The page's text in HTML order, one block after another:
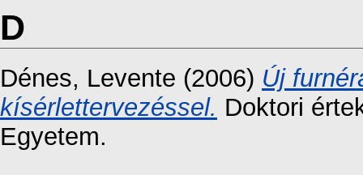
D
Dénes, Levente (2006) Új
kísérlettervezéssel. Doktori
Egyetem.